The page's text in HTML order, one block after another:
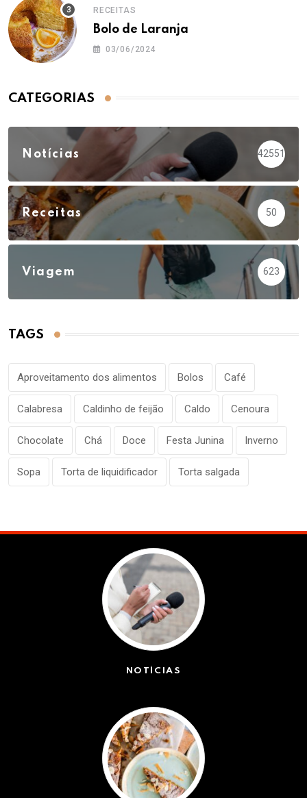
RECEITAS
Bolo de Laranja
03/06/2024
CATEGORIAS
Notícias 42551
Receitas 50
Viagem 623
TAGS
Aproveitamento dos alimentos Bolos Café
Calabresa Caldinho de feijão Caldo Cenoura
Chocolate Chá Doce Festa Junina Inverno
Sopa Torta de liquidificador Torta salgada
NOTÍCIAS